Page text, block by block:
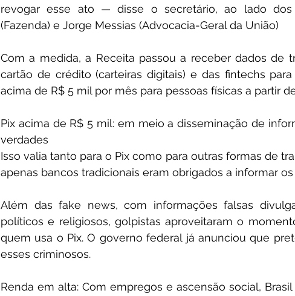
revogar esse ato — disse o secretário, ao lado dos
(Fazenda) e Jorge Messias (Advocacia-Geral da União)
Com a medida, a Receita passou a receber dados de
cartão de crédito (carteiras digitais) e das fintechs
acima de R$ 5 mil por mês para pessoas físicas a partir
Pix acima de R$ 5 mil: em meio a disseminação de
verdades
Isso valia tanto para o Pix como para outras formas de
apenas bancos tradicionais eram obrigados a informar
Além das fake news, com informações falsas
políticos e religiosos, golpistas aproveitaram o
quem usa o Pix. O governo federal já anunciou que
esses criminosos.
Renda em alta: Com empregos e ascensão social,